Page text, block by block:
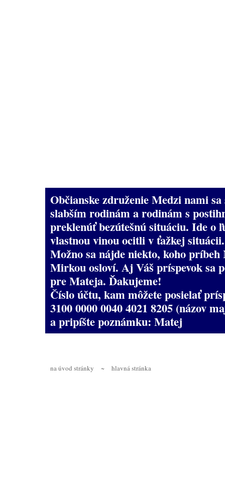
Občianske združenie Medzi nami
slabším rodinám a rodinám s
preklenúť bezútešnú situáciu. Ide o
vlastnou vinou ocitli v ťažkej situácii.
Možno sa nájde niekto, koho
Mirkou osloví. Aj Váš príspevok sa
pre Mateja. Ďakujeme!
Číslo účtu, kam môžete posielať
3100 0000 0040 4021 8205 (názov
a pripíšte poznámku: Matej
na úvod stránky ~ hlavná stránka